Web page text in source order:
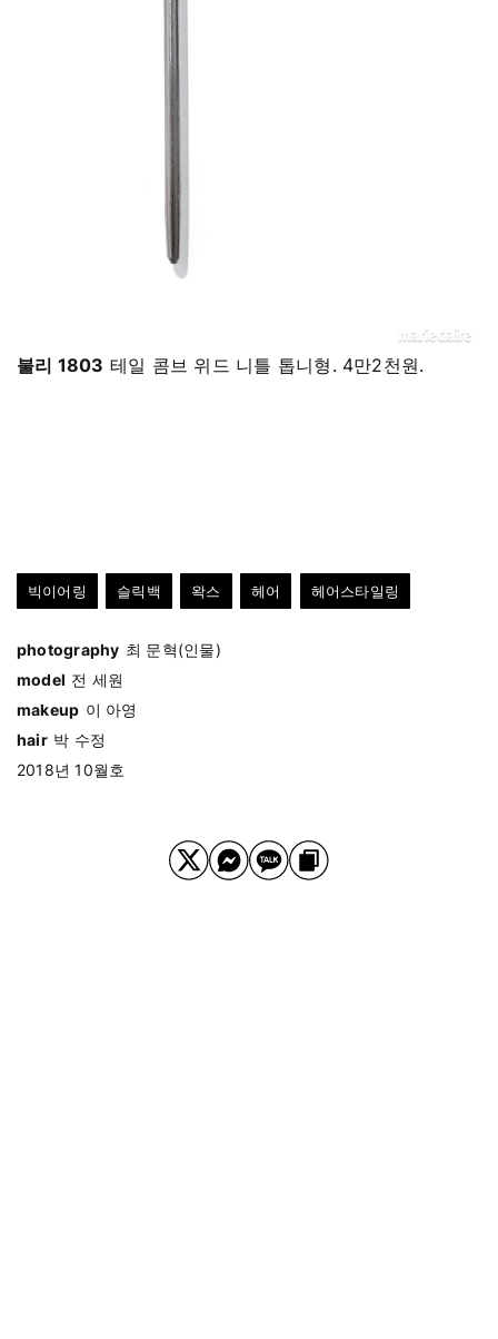
불리 1803 테일 콤브 위드 니틀 톱니형. 4만2천원.
빅이어링 슬릭백 왁스 헤어 헤어스타일링
photography 최 문혁(인물)
model 전 세원
makeup 이 아영
hair 박 수정
2018년 10월호